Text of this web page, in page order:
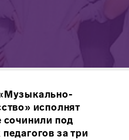
исполнят
сочинили под
за три